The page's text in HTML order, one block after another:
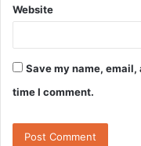
Website
Save my name,
time I comment.